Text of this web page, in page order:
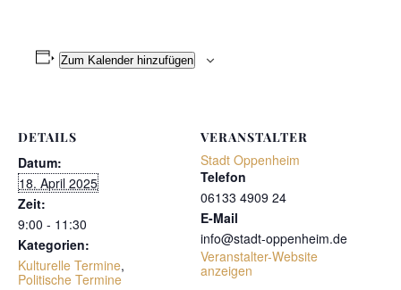
Zum Kalender hinzufügen
DETAILS
Datum:
18. April 2025
Zeit:
9:00 - 11:30
Kategorien:
Kulturelle Termine,
Politische Termine
VERANSTALTER
Stadt Oppenheim
Telefon
06133 4909 24
E-Mail
info@stadt-oppenheim.de
Veranstalter-Website
anzeigen